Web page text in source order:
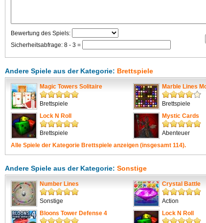
Bewertung des Spiels:
Sicherheitsabfrage: 8 - 3 =
Andere Spiele aus der Kategorie: Brettspiele
Magic Towers Solitaire
Brettspiele
Marble Lines
Brettspiele
Lock N Roll
Brettspiele
Mystic Cards
Abenteuer
Alle Spiele der Kategorie Brettspiele anzeigen (insgesamt 114).
Andere Spiele aus der Kategorie: Sonstige
Number Lines
Sonstige
Crystal Battle
Action
Bloons Tower Defense 4
Lock N Roll